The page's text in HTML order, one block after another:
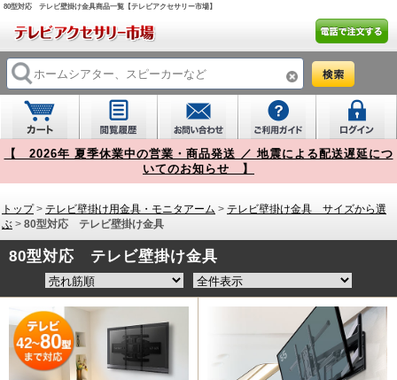
80型対応 テレビ壁掛け金具商品一覧【テレビアクセサリー市場】
【 2026年 夏季休業中の営業・商品発送 ／ 地震による配送遅延につ
いてのお知らせ 】
トップ> テレビ壁掛け用金具・モニタアーム > テレビ壁掛け金具 サイズから選
ぶ > 80型対応 テレビ壁掛け金具
80型対応 テレビ壁掛け金具